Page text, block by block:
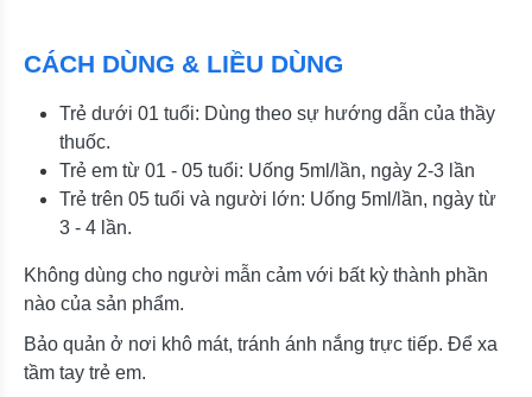
CÁCH DÙNG & LIỀU DÙNG
Trẻ dưới 01 tuổi: Dùng theo sự hướng dẫn của thầy
thuốc.
Trẻ em từ 01 - 05 tuổi: Uống 5ml/lần, ngày 2-3 lần
Trẻ trên 05 tuổi và người lớn: Uống 5ml/lần, ngày từ
3 - 4 lần.
Không dùng cho người mẫn cảm với bất kỳ thành phần
nào của sản phẩm.
Bảo quản ở nơi khô mát, tránh ánh nắng trực tiếp. Để xa
tầm tay trẻ em.